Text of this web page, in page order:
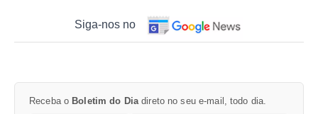
Siga-nos no
Receba o Boletim do Dia direto no seu e-mail, todo dia.